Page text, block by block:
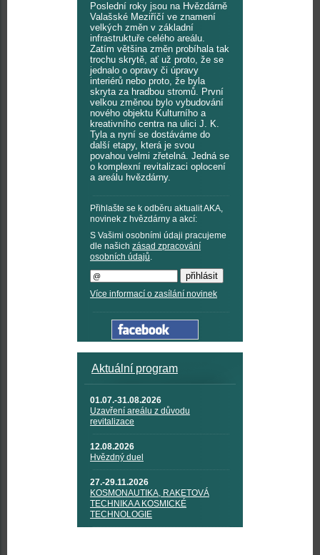
Poslední roky jsou na Hvězdárně
Valašské Meziříčí ve znamení
velkých změn v základní
infrastruktuře celého areálu.
Zatím většina změn probíhala tak
trochu skrytě, ať už proto, že se
jednalo o opravy či úpravy
interiérů nebo proto, že byla
skryta za hradbou stromů. První
velkou změnou bylo vybudování
nového objektu Kulturního a
kreativního centra na ulici J. K.
Tyla a nyní se dostáváme do
další etapy, která je svou
povahou velmi zřetelná. Jedná se
o komplexní revitalizaci oplocení
a areálu hvězdárny.
Přihlašte se k odběru aktualit AKA,
novinek z hvězdárny a akcí:
S Vašimi osobními údaji pracujeme
dle našich zásad zpracování
osobních údajů.
Více informací o zasílání novinek
Aktuální program
01.07.-31.08.2026
Uzavření areálu z důvodu
revitalizace
12.08.2026
Hvězdný duel
27.-29.11.2026
KOSMONAUTIKA, RAKETOVÁ
TECHNIKA A KOSMICKÉ
TECHNOLOGIE